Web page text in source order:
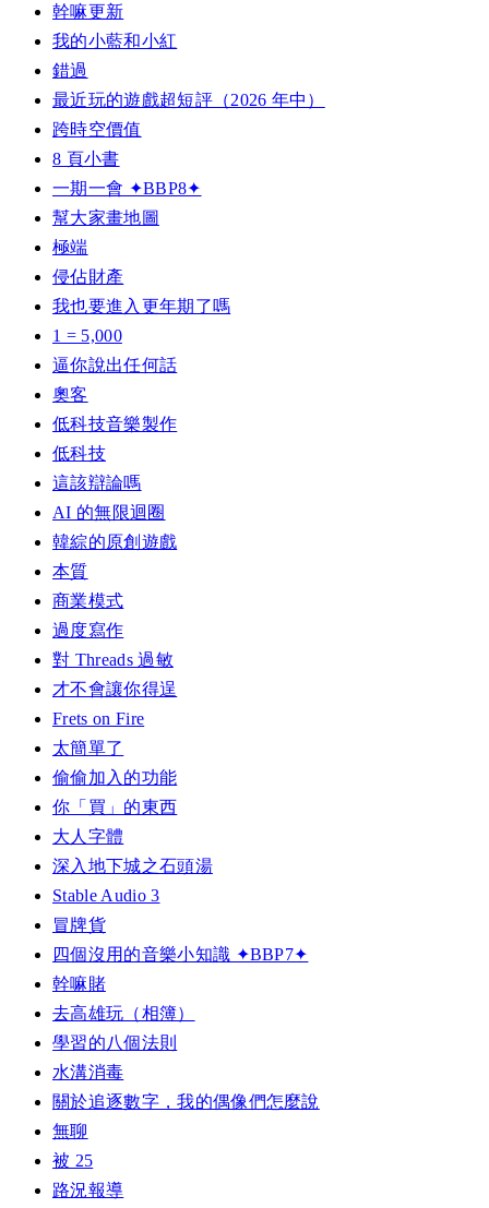
幹嘛更新
我的小藍和小紅
錯過
最近玩的遊戲超短評（2026 年中）
跨時空價值
8 頁小書
一期一會 ✦BBP8✦
幫大家畫地圖
極端
侵佔財產
我也要進入更年期了嗎
1 = 5,000
逼你說出任何話
奧客
低科技音樂製作
低科技
這該辯論嗎
AI 的無限迴圈
韓綜的原創遊戲
本質
商業模式
過度寫作
對 Threads 過敏
才不會讓你得逞
Frets on Fire
太簡單了
偷偷加入的功能
你「買」的東西
大人字體
深入地下城之石頭湯
Stable Audio 3
冒牌貨
四個沒用的音樂小知識 ✦BBP7✦
幹嘛賭
去高雄玩（相簿）
學習的八個法則
水溝消毒
關於追逐數字，我的偶像們怎麼說
無聊
被 25
路況報導